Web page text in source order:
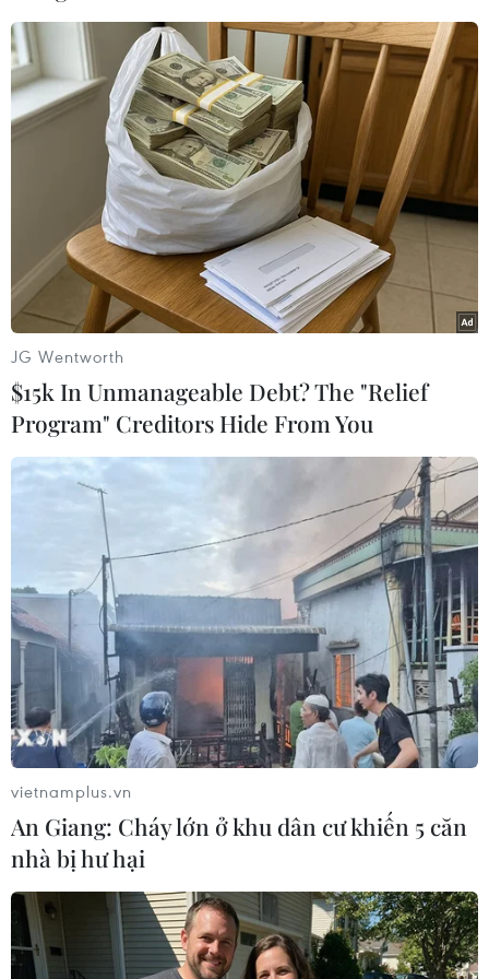
Tiêm phòng sởi cho trẻ tại Viện Pasteur Thành phố Hồ Chí Minh.
(Ảnh: Phương Vy/TTXVN)
Tiến sỹ Lâm cho hay, bệnh sởi thường xảy ra
vào mùa Đông Xuân, tuy nhiên trong vài năm
gần đây, bệnh lại xảy ra quanh năm.
2-9 tháng tuổi của Bộ Y tế tại huyện Tứ Kỳ, tỉnh
Hải Dương gần đây nhất cho thấy tỷ lệ trẻ 2-9
tháng tuổi có kháng thể kháng sởi (kháng thể
IgG) đủ bảo vệ chỉ đạt 13%. Tỷ lệ trẻ không được
bảo vệ phòng bệnh sởi chiếm 86%.
Tỷ lệ trẻ có kháng thể bảo vệ cao nhất ở nhóm
trẻ 2 tháng tuổi (35%), tiếp theo là nhóm 3-5
tháng tuổi (21%), thấp nhất ở nhóm 6-9 tháng
tuổi (0,5%). Trẻ lớn tuổi nhất còn kháng thể bảo
vệ là 6,7 tháng tuổi. Tất cả (100%) trẻ từ 7-9
tháng tuổi không còn kháng thể bảo vệ.
Bộ Y tế khuyến cáo người dân nên chủ động
đưa trẻ từ 9 tháng tuổi chưa tiêm vắcxin sởi
hoặc từ 18 tháng tuổi chưa tiêm đủ 2 mũi vắcxin
sởi đến trạm y tế xã, phường để tiêm vắcxin
phòng sởi.
Người dân khi phát hiện có các dấu hiệu sốt, ho,
JG Wentworth
$15k In Unmanageable Debt? The "Relief
Program" Creditors Hide From You
vietnamplus.vn
An Giang: Cháy lớn ở khu dân cư khiến 5 căn
nhà bị hư hại